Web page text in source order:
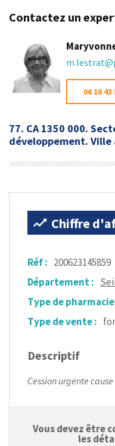
Contactez un
06 18 43
77. CA 1350 000.
développement. Ville
Chiffre
Réf : 200623145859
Département :
Type de
Type de vente :
Descriptif
Cession urgente
Vous devez être
les